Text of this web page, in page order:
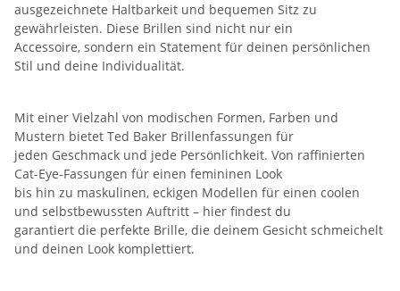
ausgezeichnete Haltbarkeit und bequemen Sitz zu
gewährleisten. Diese Brillen sind nicht nur ein
Accessoire, sondern ein Statement für deinen persönlichen
Stil und deine Individualität.
Mit einer Vielzahl von modischen Formen, Farben und
Mustern bietet Ted Baker Brillenfassungen für
jeden Geschmack und jede Persönlichkeit. Von raffinierten
Cat-Eye-Fassungen für einen femininen Look
bis hin zu maskulinen, eckigen Modellen für einen coolen
und selbstbewussten Auftritt – hier findest du
garantiert die perfekte Brille, die deinem Gesicht schmeichelt
und deinen Look komplettiert.